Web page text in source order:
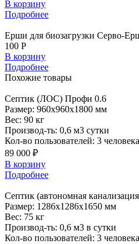
В корзину
Подробнее
Ерши для биозагрузки Серво-
100 Р
В корзину
Подробнее
Похожие товары
Септик (ЛОС) Профи 0.6
Размер: 960x960x1800 мм
Вес: 90 кг
Производ-ть: 0,6 м3 сутки
Кол-во пользователей: 3 человека
89 000 ₽
В корзину
Подробнее
Септик (автономная
Размер: 1286x1286x1650 мм
Вес: 75 кг
Производ-ть: 0,6 м3 в сутки
Кол-во пользователей: 3 человека